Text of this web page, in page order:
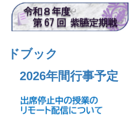
ドブック
2026年間行事予定